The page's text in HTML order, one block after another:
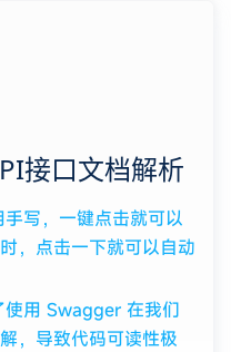
接口文档解析
写，一键点击就可以
，点击一下就可以自动
使用 Swagger 在我们
，导致代码可读性极